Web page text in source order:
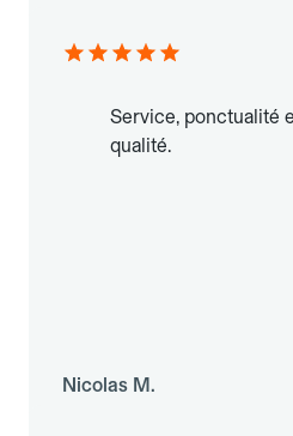
Service, ponctualité
qualité.
Nicolas M.